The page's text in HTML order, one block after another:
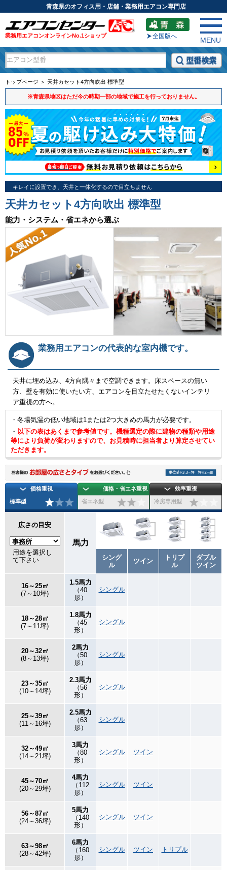
青森県のオフィス用・店舗・業務用エアコン専門店
業務用エアコンオンラインNo.1ショップ 全国版へ
MENU
トップページ ＞ 天井カセット4方向吹出 標準型
※青森県地区はただ今の時期一部の地域で施工を行っておりません。
キレイに設置でき、天井と一体化するので目立ちません
天井カセット4方向吹出 標準型
能力・システム・省エネから選ぶ
業務用エアコンの代表的な室内機です。
天井に埋め込み、4方向隅々まで空調できます。床スペースの無い
方、壁を有効に使いたい方、エアコンを目立たせたくないインテリ
ア重視の方へ。
・冬場気温の低い地域は1または2つ大きめの馬力が必要です。
・ 以下の表はあくまで参考値です。機種選定の際に建物の種類や用途
等により負荷が変わりますので、お見積時に担当者より算定させてい
ただきます。
価格重視
標準型
価格・省エネ重視
省エネ型
効率重視
冷房専用型
広さの目安
用途を選択し
て下さい
馬力
シング
ル
ツイン
トリプ
ル
ダブル
ツイン
16～25㎡
(7～10坪)
1.5馬力
（40
形）
シングル
18～28㎡
(7～11坪)
1.8馬力
（45
形）
シングル
20～32㎡
(8～13坪)
2馬力
（50
形）
シングル
23～35㎡
(10～14坪)
2.3馬力
（56
形）
シングル
25～39㎡
(11～16坪)
2.5馬力
（63
形）
シングル
32～49㎡
(14～21坪)
3馬力
（80
形）
シングル ツイン
45～70㎡
(20～29坪)
4馬力
（112
形）
シングル ツイン
56～87㎡
(24～36坪)
5馬力
（140
形）
シングル ツイン
63～98㎡
(28～42坪)
6馬力
（160
形）
シングル ツイン トリプル